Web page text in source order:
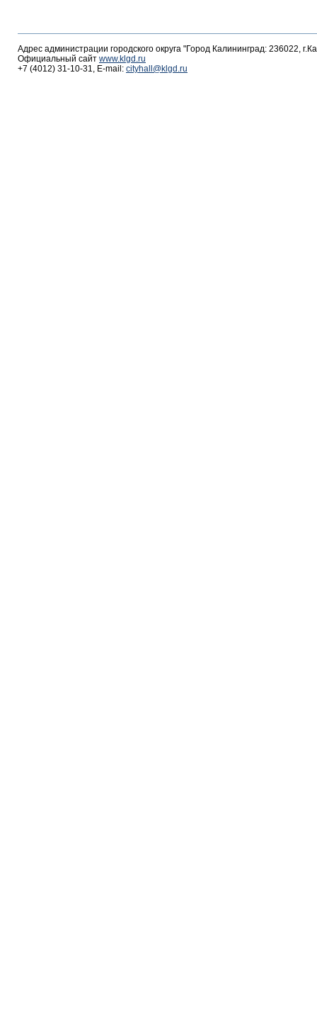
Адрес администрации городского округа "Город Калининград: 236022,
Официальный сайт www.klgd.ru
+7 (4012) 31-10-31, E-mail: cityhall@klgd.ru